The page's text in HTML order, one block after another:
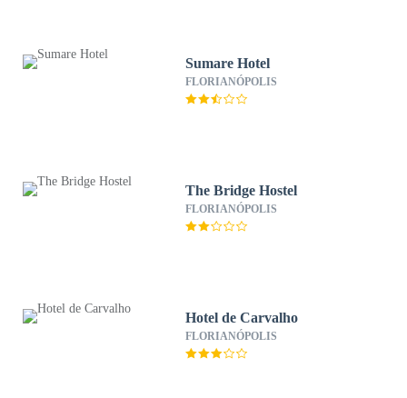
Sumare Hotel
FLORIANÓPOLIS
The Bridge Hostel
FLORIANÓPOLIS
Hotel de Carvalho
FLORIANÓPOLIS